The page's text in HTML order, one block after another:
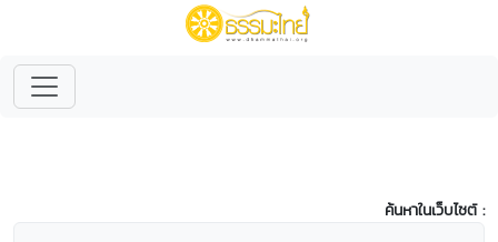
ค้นหาในเว็บไซต์ :